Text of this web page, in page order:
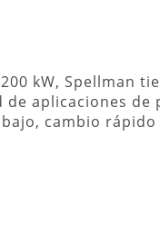
kW, Spellman
aplicaciones de
cambio rápido